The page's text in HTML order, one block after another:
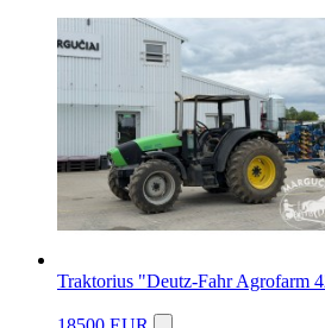
Traktorius "Deutz-Fahr Agrofarm